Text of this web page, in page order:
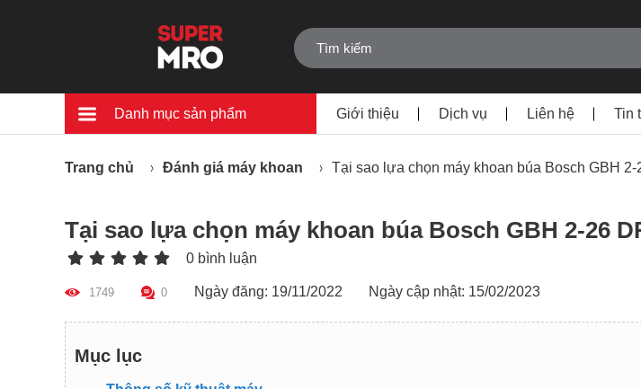
Danh mục sản phẩm Giới thiệu Dịch vụ Liên hệ Tin
Trang chủ Đánh giá máy khoan Tại sao lựa chọn máy khoan búa Bosch GBH 2-
Tại sao lựa chọn máy khoan búa Bosch GBH 2-26
0 bình luận
1749 0 Ngày đăng: 19/11/2022 Ngày cập nhật: 15/02/2023
Mục lục